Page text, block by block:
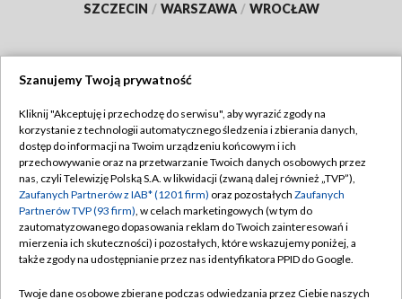
SZCZECIN / WARSZAWA / WROCŁAW
TVP
Abonament TVP
Emisja w TVP
Centrum informacji TVP
Naziemna Telewizja Cyfrowa
Regulamin TVP
Polityka prywatności
Moje zgody
Pomoc
Szanujemy Twoją prywatność
Kliknij "Akceptuję i przechodzę do serwisu", aby wyrazić zgody na
korzystanie z technologii automatycznego śledzenia i zbierania danych,
dostęp do informacji na Twoim urządzeniu końcowym i ich
przechowywanie oraz na przetwarzanie Twoich danych osobowych przez
nas, czyli Telewizję Polską S.A. w likwidacji (zwaną dalej również „TVP”),
Zaufanych Partnerów z IAB* (1201 firm) oraz pozostałych Zaufanych
Partnerów TVP (93 firm), w celach marketingowych (w tym do
zautomatyzowanego dopasowania reklam do Twoich zainteresowań i
mierzenia ich skuteczności) i pozostałych, które wskazujemy poniżej, a
także zgody na udostępnianie przez nas identyfikatora PPID do Google.
Twoje dane osobowe zbierane podczas odwiedzania przez Ciebie naszych